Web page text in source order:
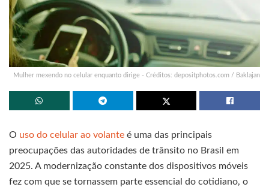
Mulher mexendo no celular enquanto dirige - Créditos: depositphotos.com / Baklajan
O uso do celular ao volante é uma das principais
preocupações das autoridades de trânsito no Brasil em
2025. A modernização constante dos dispositivos móveis
fez com que se tornassem parte essencial do cotidiano, o